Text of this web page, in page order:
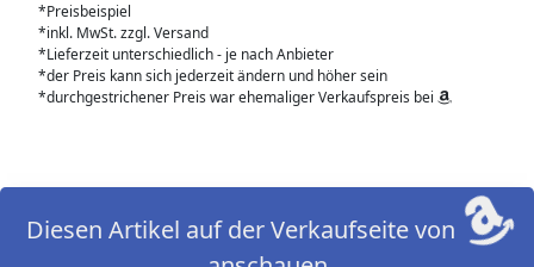
*Preisbeispiel
*inkl. MwSt. zzgl. Versand
*Lieferzeit unterschiedlich - je nach Anbieter
*der Preis kann sich jederzeit ändern und höher sein
*durchgestrichener Preis war ehemaliger Verkaufspreis bei
Diesen Artikel auf der Verkaufseite von